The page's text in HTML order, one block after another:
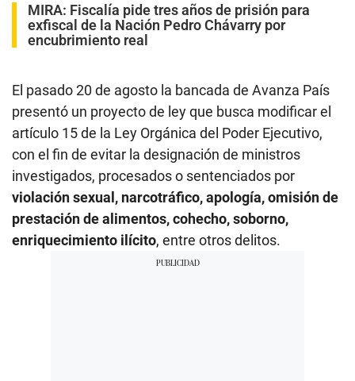
MIRA: Fiscalía pide tres años de prisión para
exfiscal de la Nación Pedro Chávarry por
encubrimiento real
El pasado 20 de agosto la bancada de Avanza País
presentó un proyecto de ley que busca modificar el
artículo 15 de la Ley Orgánica del Poder Ejecutivo,
con el fin de evitar la designación de ministros
investigados, procesados o sentenciados por
violación sexual, narcotráfico, apología, omisión de
prestación de alimentos, cohecho, soborno,
enriquecimiento ilícito, entre otros delitos.